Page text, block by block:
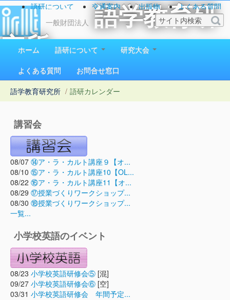
一般財団法人
語学教育研
究所
1923（大正12）年創立
語研について 交通案内 出版物
よくある質問
お問い合わせ
ホーム 語研について
研究大会
よくある質問
お問合せ窓口
語学教育研究所 / 語研カレンダー
講習会
08/07 ⑭ア・ラ・カルト講座９【オ...
08/10 ⑮ア・ラ・カルト講座10【OL...
08/22 ⑯ア・ラ・カルト講座11【オ...
08/29 ⑰授業づくりワークショップ...
08/30 ⑱授業づくりワークショップ...
一覧...
小学校英語のイベント
08/23 小学校英語研修会⑤ [混]
09/27 小学校英語研修会⑥ [空]
03/31 小学校英語研修会 年間予定...